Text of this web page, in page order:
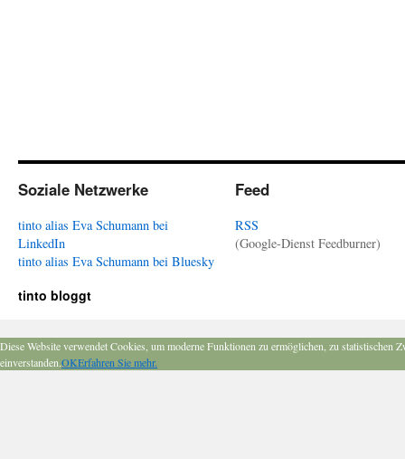
Soziale Netzwerke
tinto alias Eva Schumann bei
LinkedIn
tinto alias Eva Schumann bei Bluesky
Feed
RSS
(Google-Dienst Feedburner)
tinto bloggt
Diese Website verwendet Cookies, um moderne Funktionen zu ermöglichen, zu
einverstanden.OKErfahren Sie mehr.